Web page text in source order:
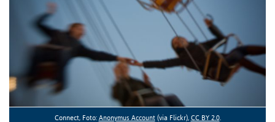
Connect, Foto: Anonymus Account(via Flickr), CC BY 2.0.